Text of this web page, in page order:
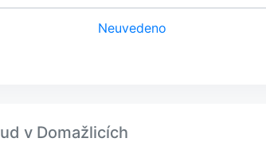
Neuvedeno
v Domažlicích